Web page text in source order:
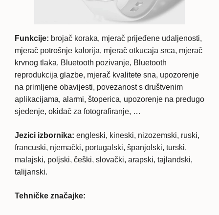
Funkcije: brojač koraka, mjerač prijeđene udaljenosti,
mjerač potrošnje kalorija, mjerač otkucaja srca, mjerač
krvnog tlaka, Bluetooth pozivanje, Bluetooth
reprodukcija glazbe, mjerač kvalitete sna, upozorenje
na primljene obavijesti, povezanost s društvenim
aplikacijama, alarmi, štoperica, upozorenje na predugo
sjedenje, okidač za fotografiranje, …
Jezici izbornika: engleski, kineski, nizozemski, ruski,
francuski, njemački, portugalski, španjolski, turski,
malajski, poljski, češki, slovački, arapski, tajlandski,
talijanski.
Tehničke značajke: